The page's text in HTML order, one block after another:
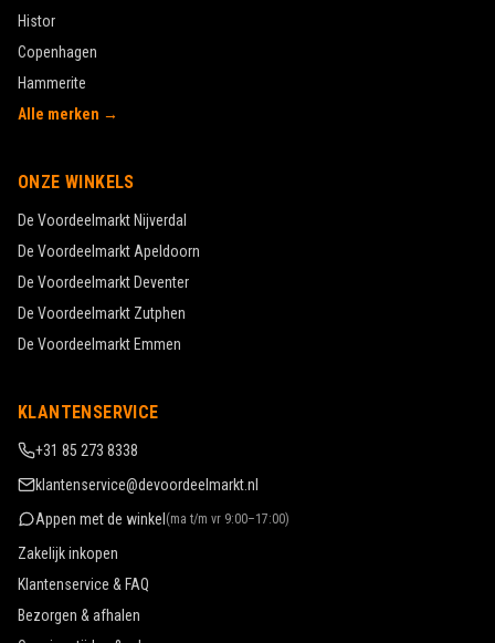
Histor
Copenhagen
Hammerite
Alle merken →
ONZE WINKELS
De Voordeelmarkt Nijverdal
De Voordeelmarkt Apeldoorn
De Voordeelmarkt Deventer
De Voordeelmarkt Zutphen
De Voordeelmarkt Emmen
KLANTENSERVICE
+31 85 273 8338
klantenservice@devoordeelmarkt.nl
Appen met de winkel (ma t/m vr 9:00–17:00)
Zakelijk inkopen
Klantenservice & FAQ
Bezorgen & afhalen